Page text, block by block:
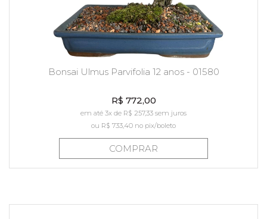
Bonsai Ulmus Parvifolia 12 anos - 01580
R$ 772,00
em até 3x de R$ 257,33 sem juros
ou R$ 733,40 no pix/boleto
COMPRAR